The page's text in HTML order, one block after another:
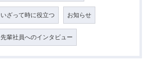
いざって時に役立つ お知らせ
先輩社員へのインタビュー